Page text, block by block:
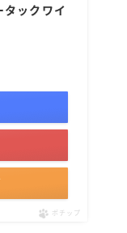
タックワイ
ポチップ